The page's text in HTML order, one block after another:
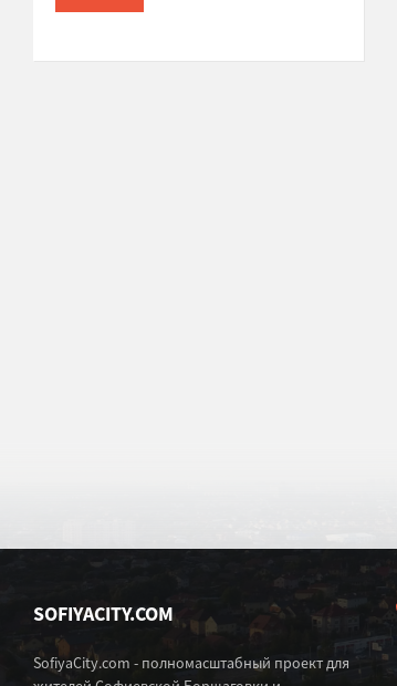
SOFIYACITY.COM
SofiyaCity.com - полномасштабный проект для